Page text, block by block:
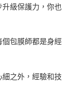
級保護力，你也
包膜師都是身經
之外，經驗和技